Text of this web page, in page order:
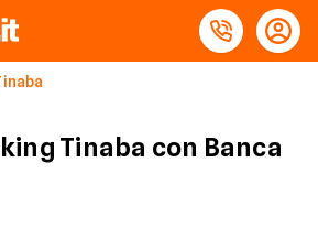
Tinaba con Banca